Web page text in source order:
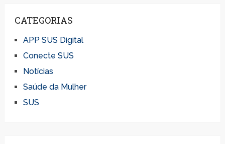
CATEGORIAS
APP SUS Digital
Conecte SUS
Notícias
Saúde da Mulher
SUS